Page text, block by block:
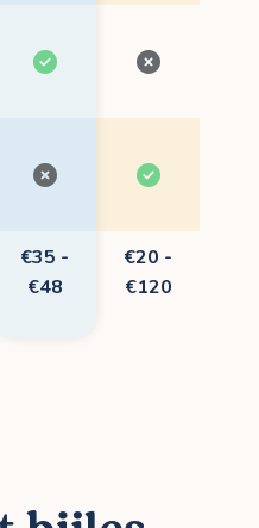
€35 -
€48
€20 -
€120